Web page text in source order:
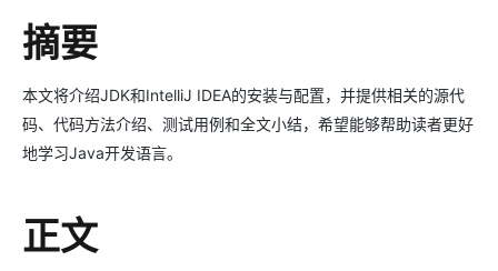
摘要
本文将介绍JDK和IntelliJ IDEA的安装与配置，并提供相关的源代
码、代码方法介绍、测试用例和全文小结，希望能够帮助读者更好
地学习Java开发语言。
正文